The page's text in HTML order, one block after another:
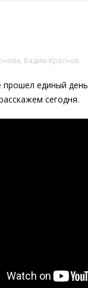
Вадим Краснов.
прошел единый день
сегодня.